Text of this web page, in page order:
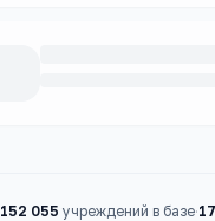
152 055 учреждений в базе·